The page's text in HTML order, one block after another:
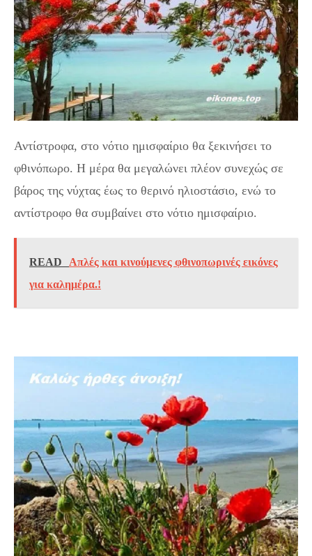
Αντίστροφα, στο νότιο ημισφαίριο θα ξεκινήσει το
φθινόπωρο. Η μέρα θα μεγαλώνει πλέον συνεχώς σε
βάρος της νύχτας έως το θερινό ηλιοστάσιο, ενώ το
αντίστροφο θα συμβαίνει στο νότιο ημισφαίριο.
READ
Απλές και κινούμενες φθινοπωρινές εικόνες
για καλημέρα.!